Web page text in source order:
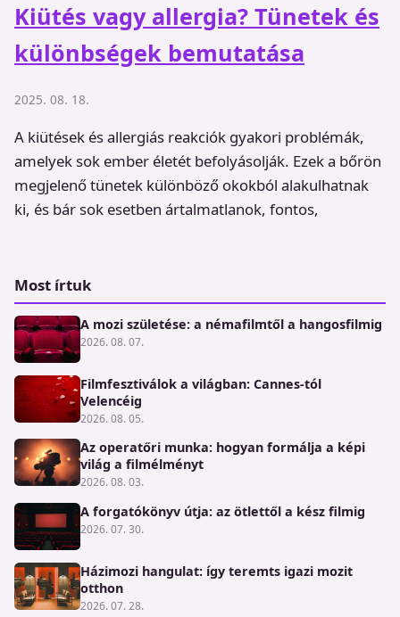
Kiütés vagy allergia? Tünetek és
különbségek bemutatása
2025. 08. 18.
A kiütések és allergiás reakciók gyakori problémák,
amelyek sok ember életét befolyásolják. Ezek a bőrön
megjelenő tünetek különböző okokból alakulhatnak
ki, és bár sok esetben ártalmatlanok, fontos,
Most írtuk
A mozi születése: a némafilmtől a hangosfilmig
2026. 08. 07.
Filmfesztiválok a világban: Cannes-tól
Velencéig
2026. 08. 05.
Az operatőri munka: hogyan formálja a képi
világ a filmélményt
2026. 08. 03.
A forgatókönyv útja: az ötlettől a kész filmig
2026. 07. 30.
Házimozi hangulat: így teremts igazi mozit
otthon
2026. 07. 28.